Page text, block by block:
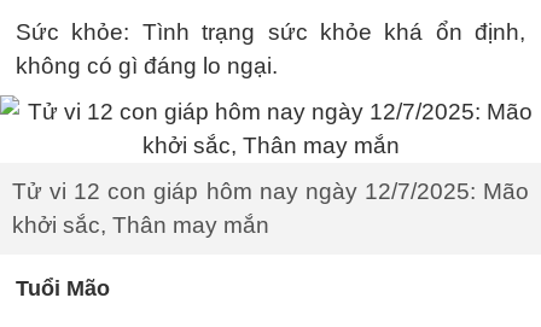
Sức khỏe: Tình trạng sức khỏe khá ổn định,
không có gì đáng lo ngại.
Tử vi 12 con giáp hôm nay ngày 12/7/2025: Mão
khởi sắc, Thân may mắn
Tuổi Mão